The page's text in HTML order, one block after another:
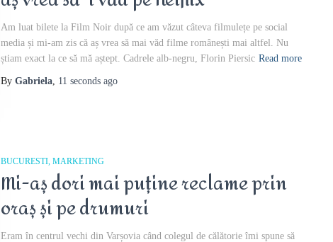
Am luat bilete la Film Noir după ce am văzut câteva filmulețe pe social
media și mi-am zis că aș vrea să mai văd filme românești mai altfel. Nu
știam exact la ce să mă aștept. Cadrele alb-negru, Florin Piersic Read more
By Gabriela, 11 seconds ago
BUCURESTI MARKETING
Mi-aș dori mai puține reclame prin
oraș și pe drumuri
Eram în centrul vechi din Varșovia când colegul de călătorie îmi spune să